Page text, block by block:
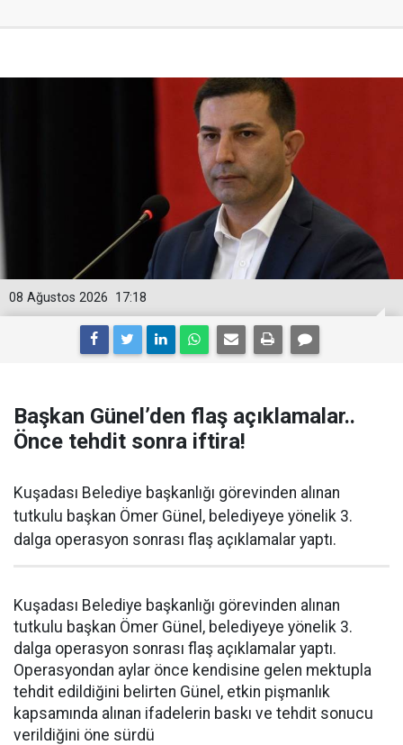
17:18
08 Ağustos 2026
Başkan Günel’den flaş açıklamalar..
Önce tehdit sonra iftira!
Kuşadası Belediye başkanlığı görevinden alınan
tutkulu başkan Ömer Günel, belediyeye yönelik 3.
dalga operasyon sonrası flaş açıklamalar yaptı.
Kuşadası Belediye başkanlığı görevinden alınan
tutkulu başkan Ömer Günel, belediyeye yönelik 3.
dalga operasyon sonrası flaş açıklamalar yaptı.
Operasyondan aylar önce kendisine gelen mektupla
tehdit edildiğini belirten Günel, etkin pişmanlık
kapsamında alınan ifadelerin baskı ve tehdit sonucu
verildiğini öne sürdü